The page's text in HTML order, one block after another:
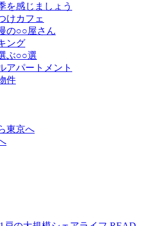
を感じましょう
けカフェ
の○○屋さん
ング
ぶ○○選
アパートメント
件
東京へ